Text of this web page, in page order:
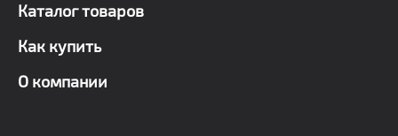
Каталог товаров
Как купить
О компании